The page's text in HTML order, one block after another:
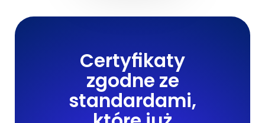
Certyfikaty
zgodne ze
standardami,